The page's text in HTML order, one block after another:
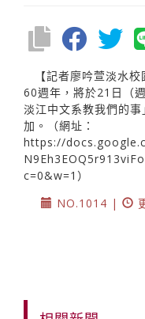
【記者廖吟萱淡水
60週年，將於21日（
淡江中文系教我們的
加。（網址：
https://
c=0&w=1）
NO.1014 |